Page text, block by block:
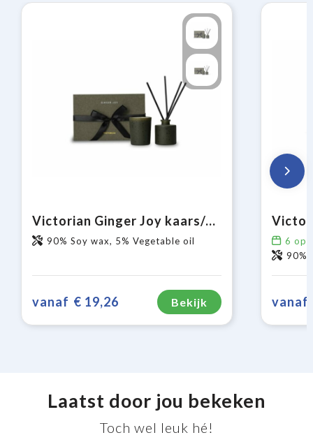
Victorian Ginger Joy kaars/geurstokjes
90% Soy wax, 5% Vegetable oil
vanaf € 19,26 Bekijk
6 op
90%
vanaf
Laatst door jou bekeken
Toch wel leuk hé!